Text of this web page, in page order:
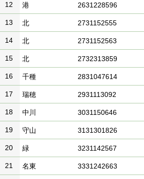
12 港 2631228596
13 北 2731152555
14 北 2731152563
15 北 2732313859
16 千種 2831047614
17 瑞穂 2931113092
18 中川 3031150646
19 守山 3131301826
20 緑 3231142567
21 名東 3331242663